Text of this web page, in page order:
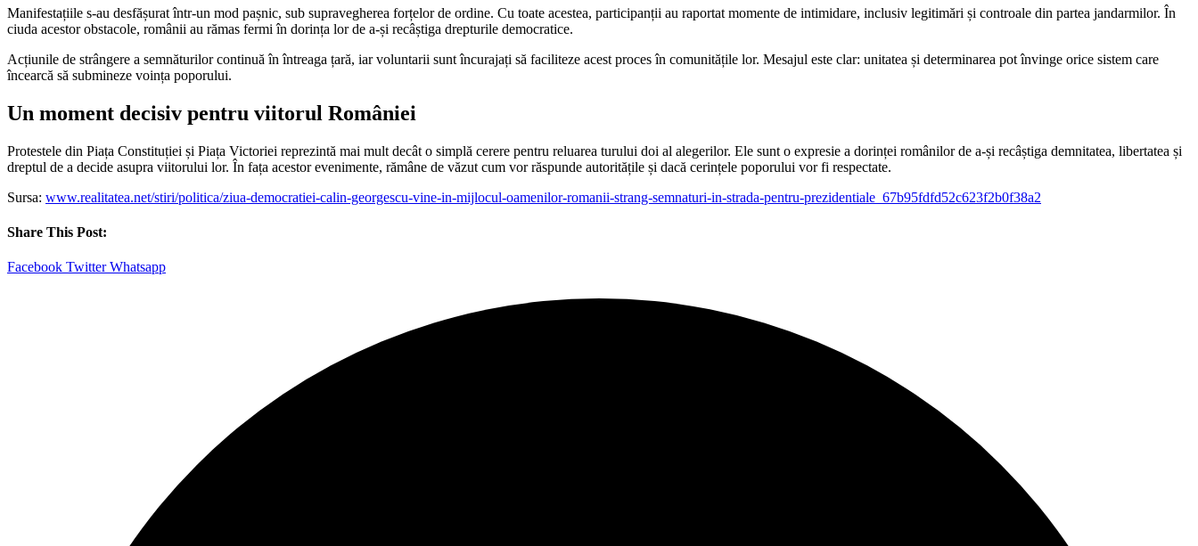
Manifestațiile s-au desfășurat într-un mod pașnic, sub supravegherea forțelor de ordine. Cu toate acestea, participanții au raportat momente de intimidare, inclusiv legitimări și controale din partea jandarmilor. În
ciuda acestor obstacole, românii au rămas fermi în dorința lor de a-și recâștiga drepturile democratice.
Acțiunile de strângere a semnăturilor continuă în întreaga țară, iar voluntarii sunt încurajați să faciliteze acest proces în comunitățile lor. Mesajul este clar: unitatea și determinarea pot învinge orice sistem care
încearcă să submineze voința poporului.
Un moment decisiv pentru viitorul României
Protestele din Piața Constituției și Piața Victoriei reprezintă mai mult decât o simplă cerere pentru reluarea turului doi al alegerilor. Ele sunt o expresie a dorinței românilor de a-și recâștiga demnitatea, libertatea și
dreptul de a decide asupra viitorului lor. În fața acestor evenimente, rămâne de văzut cum vor răspunde autoritățile și dacă cerințele poporului vor fi respectate.
Sursa: www.realitatea.net/stiri/politica/ziua-democratiei-calin-georgescu-vine-in-mijlocul-oamenilor-romanii-strang-semnaturi-in-strada-pentru-prezidentiale_67b95fdfd52c623f2b0f38a2
Share This Post:
Facebook Twitter Whatsapp